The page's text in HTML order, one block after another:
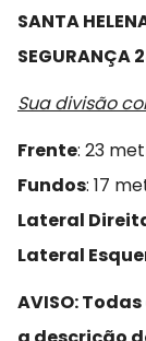
SANTA
SEGURANÇA
Sua divisão
Frente: 23
Fundos: 17
Lateral
Lateral
AVISO: